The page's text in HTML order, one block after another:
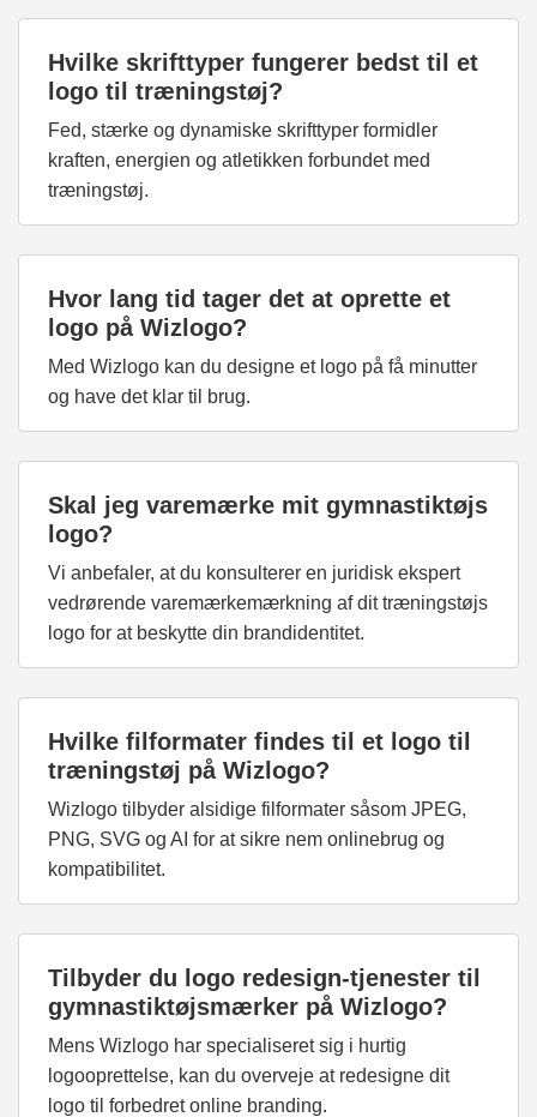
Hvilke skrifttyper fungerer bedst til et
logo til træningstøj?
Fed, stærke og dynamiske skrifttyper formidler
kraften, energien og atletikken forbundet med
træningstøj.
Hvor lang tid tager det at oprette et
logo på Wizlogo?
Med Wizlogo kan du designe et logo på få minutter
og have det klar til brug.
Skal jeg varemærke mit gymnastiktøjs
logo?
Vi anbefaler, at du konsulterer en juridisk ekspert
vedrørende varemærkemærkning af dit træningstøjs
logo for at beskytte din brandidentitet.
Hvilke filformater findes til et logo til
træningstøj på Wizlogo?
Wizlogo tilbyder alsidige filformater såsom JPEG,
PNG, SVG og AI for at sikre nem onlinebrug og
kompatibilitet.
Tilbyder du logo redesign-tjenester til
gymnastiktøjsmærker på Wizlogo?
Mens Wizlogo har specialiseret sig i hurtig
logooprettelse, kan du overveje at redesigne dit
logo til forbedret online branding.